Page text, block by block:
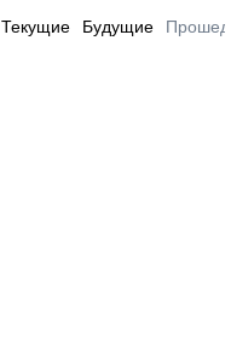
Текущие Будущие